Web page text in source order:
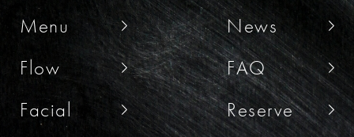
Menu
News
Flow
FAQ
Facial
Reserve